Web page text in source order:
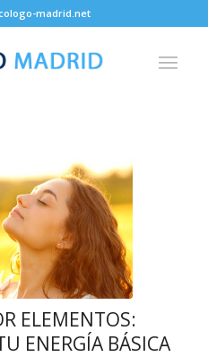
madrid.net
ELEMENTOS:
ENERGÍA BÁSICA